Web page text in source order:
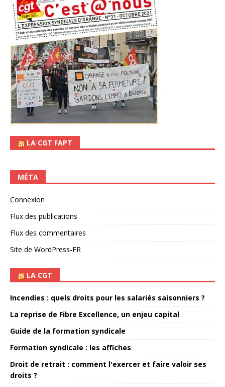
LA CGT FAPT
MÉTA
Connexion
Flux des publications
Flux des commentaires
Site de WordPress-FR
LA CGT
Incendies : quels droits pour les salariés saisonniers ?
La reprise de Fibre Excellence, un enjeu capital
Guide de la formation syndicale
Formation syndicale : les affiches
Droit de retrait : comment l'exercer et faire valoir ses
droits ?